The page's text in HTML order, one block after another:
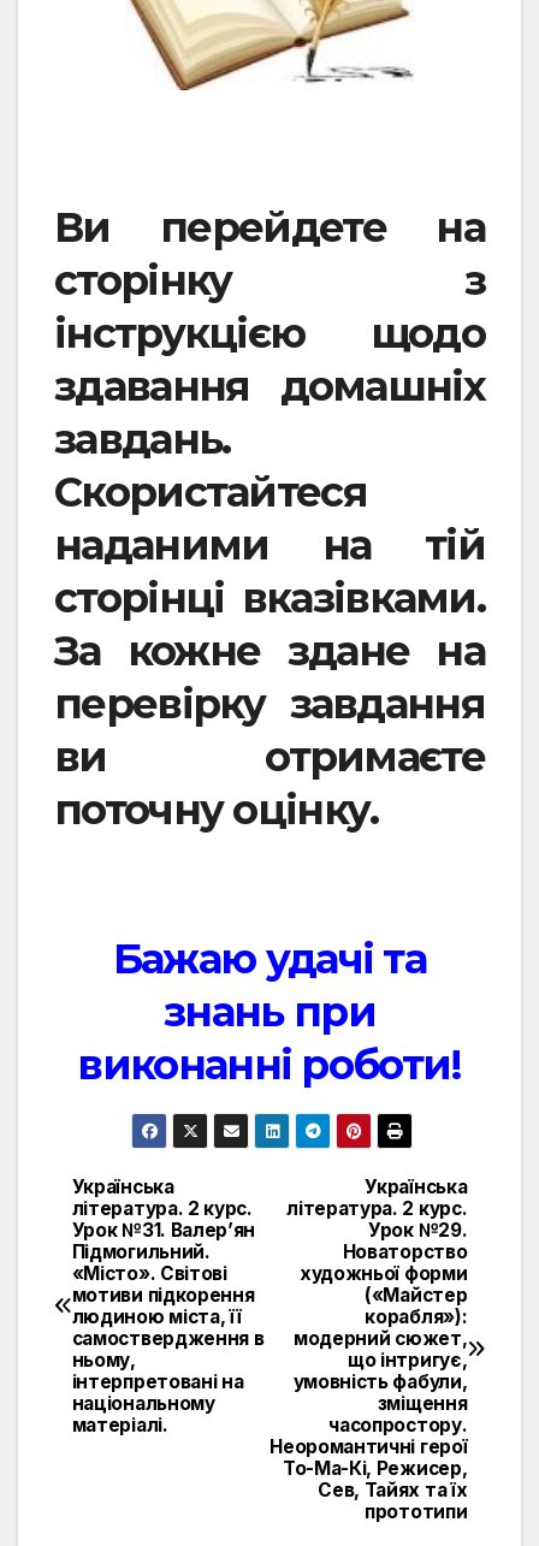
Ви перейдете на
сторінку з
інструкцією щодо
здавання домашніх
завдань.
Скористайтеся
наданими на тій
сторінці вказівками.
За кожне здане на
перевірку завдання
ви отримаєте
поточну оцінку.
Бажаю удачі та
знань при
виконанні роботи!
Навигация
по
записям
Українська
література. 2 курс.
Урок №29.
Новаторство
художньої форми
(«Майстер
корабля»):
модерний сюжет,
що інтригує,
умовність фабули,
зміщення
часопростору.
Неоромантичні герої
То-Ма-Кі, Режисер,
Сев, Тайях та їх
прототипи
Українська
література. 2 курс.
Урок №31. Валер’ян
Підмогильний.
«Місто». Світові
мотиви підкорення
людиною міста, її
самоствердження в
ньому,
інтерпретовані на
національному
матеріалі.